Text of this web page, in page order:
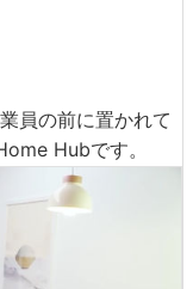
員の前に置かれて
Hubです。